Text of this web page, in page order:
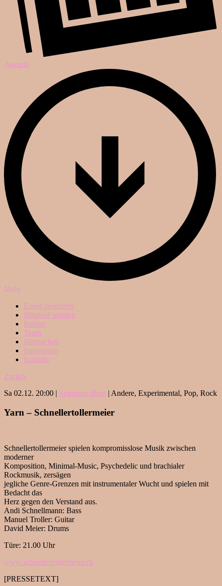
Agenda
Mehr
Event promoten
Mitglied werden
Partner
Team
Mitmachen
Impressum
Kontakt
Zurück
Sa 02.12. 20:00 | Spinnerei Bern | Andere, Experimental, Pop, Rock
Yarn – Schnellertollermeier
Schnellertollermeier spielen kompromisslose Musik zwischen
moderner
Komposition, Minimal-Music, Psychedelic und brachialer
Rockmusik, zersägen
jegliche Genre-Grenzen mit instrumentaler Wucht und spielen mit
Bedacht das
Herz gegen den Verstand aus.
Andi Schnellmann: Bass
Manuel Troller: Guitar
David Meier: Drums
Türe: 21.00 Uhr
www.schnellertollermeier.ch
[PRESSETEXT]